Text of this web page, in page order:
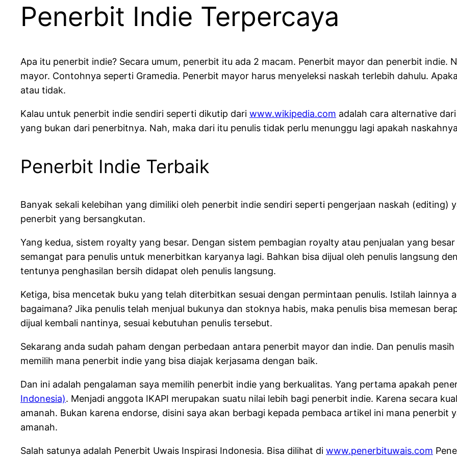
Penerbit Indie Terpercaya
Apa itu penerbit indie? Secara umum, penerbit itu ada 2 macam. Penerbit mayor dan penerbit indie.
mayor. Contohnya seperti Gramedia. Penerbit mayor harus menyeleksi naskah terlebih dahulu.
atau tidak.
Kalau untuk penerbit indie sendiri seperti dikutip dari www.wikipedia.com adalah cara alternative
yang bukan dari penerbitnya. Nah, maka dari itu penulis tidak perlu menunggu lagi apakah
Penerbit Indie Terbaik
Banyak sekali kelebihan yang dimiliki oleh penerbit indie sendiri seperti pengerjaan naskah
penerbit yang bersangkutan.
Yang kedua, sistem royalty yang besar. Dengan sistem pembagian royalty atau penjualan yang
semangat para penulis untuk menerbitkan karyanya lagi. Bahkan bisa dijual oleh penulis langsung
tentunya penghasilan bersih didapat oleh penulis langsung.
Ketiga, bisa mencetak buku yang telah diterbitkan sesuai dengan permintaan penulis. Istilah lainnya
bagaimana? Jika penulis telah menjual bukunya dan stoknya habis, maka penulis bisa memesan
dijual kembali nantinya, sesuai kebutuhan penulis tersebut.
Sekarang anda sudah paham dengan perbedaan antara penerbit mayor dan indie. Dan penulis
memilih mana penerbit indie yang bisa diajak kerjasama dengan baik.
Dan ini adalah pengalaman saya memilih penerbit indie yang berkualitas. Yang pertama apakah
Indonesia). Menjadi anggota IKAPI merupakan suatu nilai lebih bagi penerbit indie. Karena secara
amanah. Bukan karena endorse, disini saya akan berbagi kepada pembaca artikel ini mana penerbit
amanah.
Salah satunya adalah Penerbit Uwais Inspirasi Indonesia. Bisa dilihat di www.penerbituwais.com